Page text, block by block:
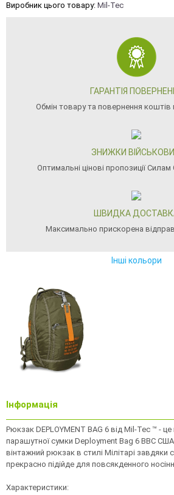
Виробник цього товару: Mil-Tec
ГАРАНТІЯ
Обмін товару та повернення коштів
ЗНИЖКИ
Оптимальні цінові пропозиції
ШВИДКА
Максимально прискорена
Інші кольори
Інформація
Рюкзак DEPLOYMENT BAG 6 від Mil-Tec ™ - це
парашутної сумки Deployment Bag 6 ВВС США
вінтажний рюкзак в стилі Мілітарі завдяки
прекрасно підійде для повсякденного
Характеристики: